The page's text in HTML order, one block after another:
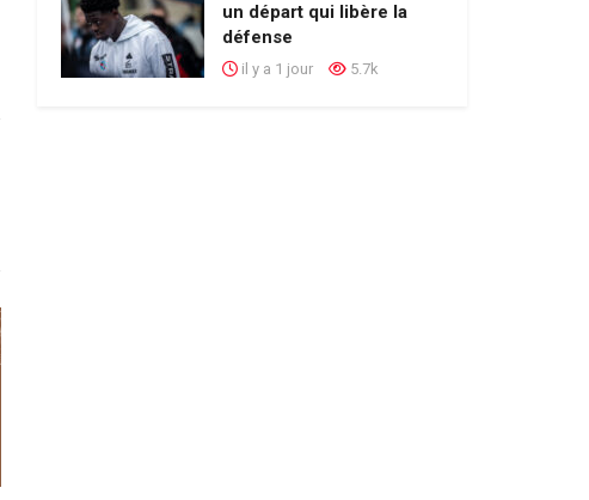
un départ qui libère la
défense
il y a 1 jour 5.7k